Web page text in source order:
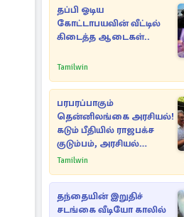
தப்பி ஓடிய
கோட்டாபயவின் வீட்டில்
கிடைத்த ஆடைகள்..
Tamilwin
பரபரப்பாகும்
தென்னிலங்கை அரசியல்!
கடும் பீதியில் ராஜபக்ச
குடும்பம், அரசியல்
நட்புகள்
Tamilwin
தந்தையின் இறுதிச்
சடங்கை வீடியோ காலில்